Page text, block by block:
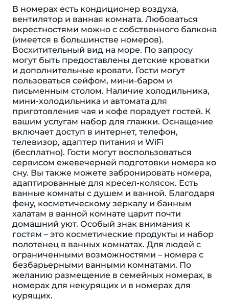
В номерах есть кондиционер воздуха,
вентилятор и ванная комната. Любоваться
окрестностями можно с собственного балкона
(имеется в большинстве номеров).
Восхитительный вид на море. По запросу
могут быть предоставлены детские кроватки
и дополнительные кровати. Гости могут
пользоваться сейфом, мини-баром и
письменным столом. Наличие холодильника,
мини-холодильника и автомата для
приготовления чая и кофе порадует гостей. К
вашим услугам набор для глажки. Оснащение
включает доступ в интернет, телефон,
телевизор, адаптер питания и WiFi
(бесплатно). Гости могут воспользоваться
сервисом ежевечерней подготовки номера ко
сну. Вы также можете забронировать номера,
адаптированные для кресел-колясок. Есть
ванные комнаты с душем и ванной. Благодаря
фену, косметическому зеркалу и банным
халатам в ванной комнате царит почти
домашний уют. Особый знак внимания к
гостям – это косметические продукты и набор
полотенец в ванных комнатах. Для людей с
ограниченными возможностями – номера с
безбарьерными ванными комнатами. По
желанию размещение в семейных номерах, в
номерах для некурящих и в номерах для
курящих.